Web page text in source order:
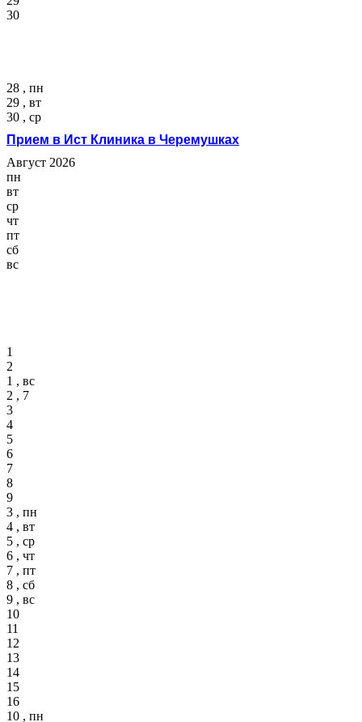
30
28 , пн
29 , вт
30 , ср
Прием в Ист Клиника в Черемушках
Август 2026
пн
вт
ср
чт
пт
сб
вс
1
2
1 , вс
2 , 7
3
4
5
6
7
8
9
3 , пн
4 , вт
5 , ср
6 , чт
7 , пт
8 , сб
9 , вс
10
11
12
13
14
15
16
10 , пн